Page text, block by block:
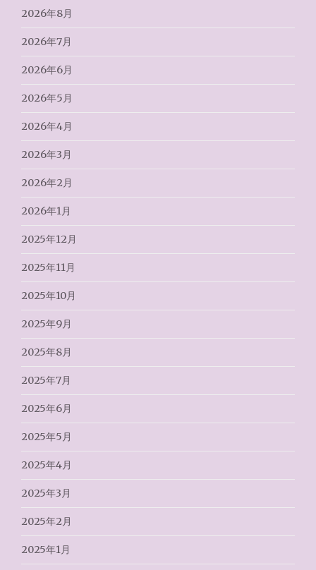
2026年8月
2026年7月
2026年6月
2026年5月
2026年4月
2026年3月
2026年2月
2026年1月
2025年12月
2025年11月
2025年10月
2025年9月
2025年8月
2025年7月
2025年6月
2025年5月
2025年4月
2025年3月
2025年2月
2025年1月